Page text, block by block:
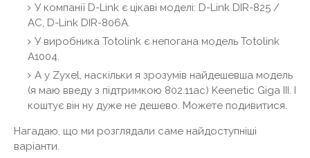
У компанії D-Link є цікаві моделі: D-Link DIR-825 /
AC, D-Link DIR-806A.
У виробника Totolink є непогана модель Totolink
A1004.
А у Zyxel, наскільки я зрозумів найдешевша модель
(я маю введу з підтримкою 802.11ac) Keenetic Giga III. І
коштує він ну дуже не дешево. Можете подивитися.
Нагадаю, що ми розглядали саме найдоступніші
варіанти.